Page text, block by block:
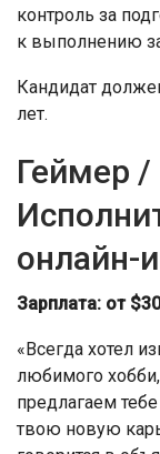
контроль за
к выполнению
Кандидат
лет.
Геймер /
онлайн-
Зарплата: от
«Всегда хотел
любимого
предлагаем
твою новую